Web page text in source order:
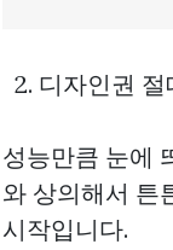
2. 디자인권 절
성능만큼 눈에
와 상의해서 튼
시작입니다.